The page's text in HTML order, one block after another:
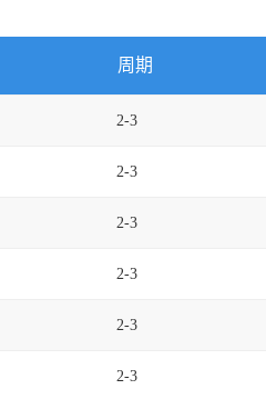
周期
2-3
2-3
2-3
2-3
2-3
2-3